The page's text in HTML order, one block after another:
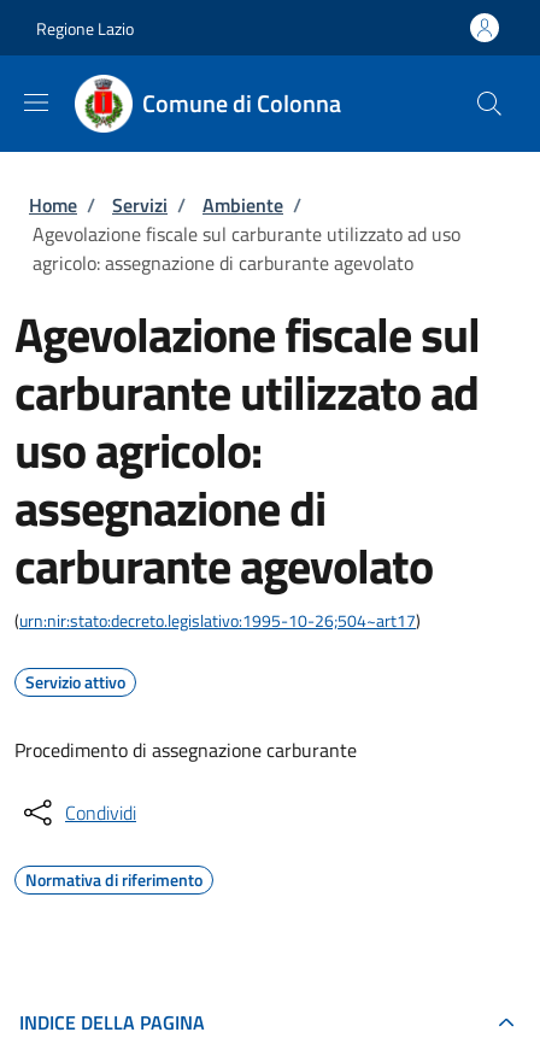
Regione Lazio
Comune di Colonna
Briciole di pane
Home / Servizi / Ambiente /
Agevolazione fiscale sul carburante utilizzato ad uso
agricolo: assegnazione di carburante agevolato
Agevolazione fiscale sul
carburante utilizzato ad
uso agricolo:
assegnazione di
carburante agevolato
(urn:nir:stato:decreto.legislativo:1995-10-26;504~art17)
Servizio attivo
Procedimento di assegnazione carburante
Condividi
Normativa di riferimento
INDICE DELLA PAGINA